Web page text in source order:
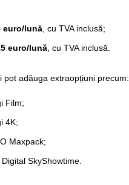
euro/lună, cu TVA inclusă;
euro/lună, cu TVA inclusă.
pot adăuga extraopțiuni precum:
Film;
4K;
Maxpack;
SkyShowtime.